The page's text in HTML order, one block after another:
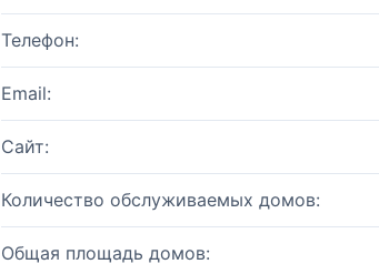
Телефон:
Email:
Сайт:
Количество обслуживаемых домов:
Общая площадь домов: